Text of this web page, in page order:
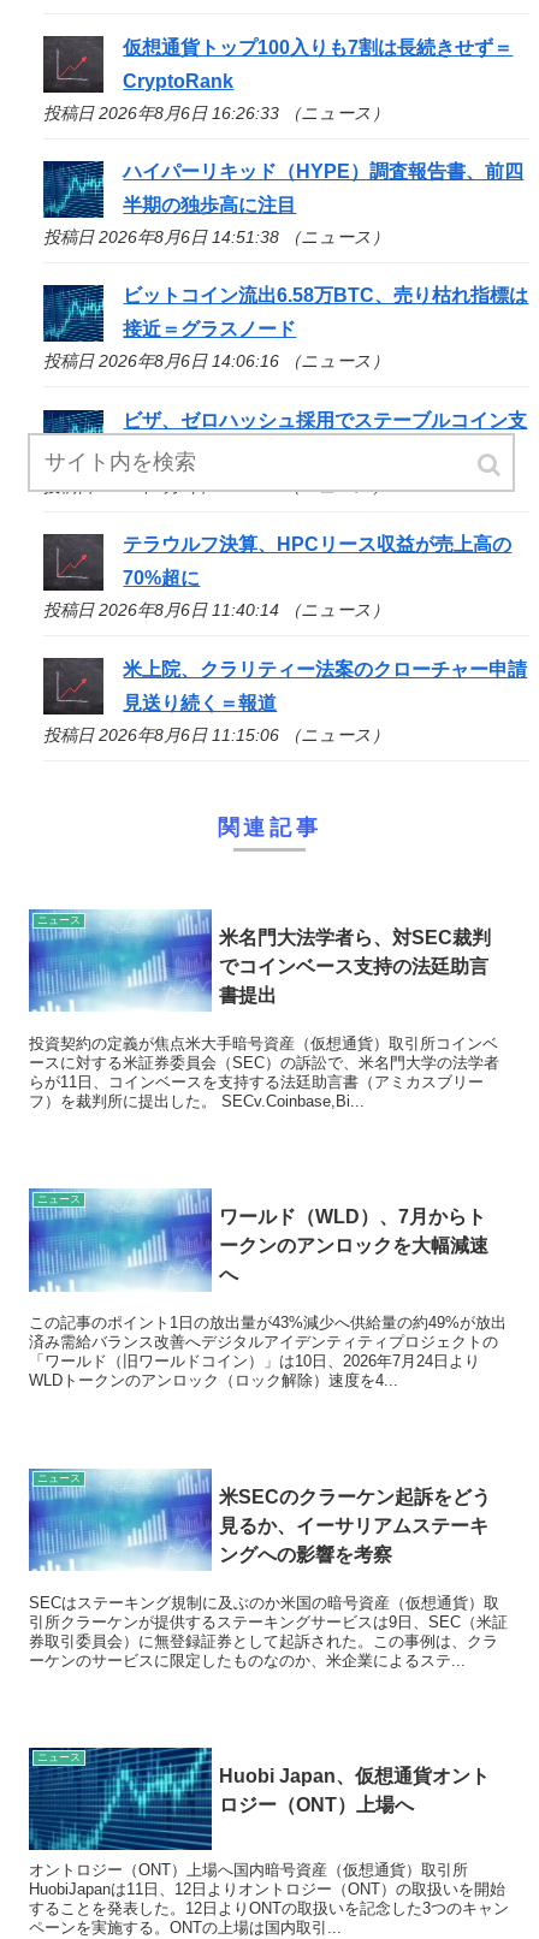
仮想通貨トップ100入りも7割は長続きせず＝
CryptoRank
投稿日 2026年8月6日 16:26:33 （ニュース）
ハイパーリキッド（HYPE）調査報告書、前四
半期の独歩高に注目
投稿日 2026年8月6日 14:51:38 （ニュース）
ビットコイン流出6.58万BTC、売り枯れ指標は
接近＝グラスノード
投稿日 2026年8月6日 14:06:16 （ニュース）
ビザ、ゼロハッシュ採用でステーブルコイン支
払い対応へ
投稿日 2026年8月6日 13:50:51 （ニュース）
テラウルフ決算、HPCリース収益が売上高の
70%超に
投稿日 2026年8月6日 11:40:14 （ニュース）
米上院、クラリティー法案のクローチャー申請
見送り続く＝報道
投稿日 2026年8月6日 11:15:06 （ニュース）
関連記事
ニュース
米名門大法学者ら、対SEC裁判
でコインベース支持の法廷助言
書提出
投資契約の定義が焦点米大手暗号資産（仮想通貨）取引所コインベ
ースに対する米証券委員会（SEC）の訴訟で、米名門大学の法学者
らが11日、コインベースを支持する法廷助言書（アミカスブリー
フ）を裁判所に提出した。 SECv.Coinbase,Bi...
ニュース
ワールド（WLD）、7月からト
ークンのアンロックを大幅減速
へ
この記事のポイント1日の放出量が43%減少へ供給量の約49%が放出
済み需給バランス改善へデジタルアイデンティティプロジェクトの
「ワールド（旧ワールドコイン）」は10日、2026年7月24日より
WLDトークンのアンロック（ロック解除）速度を4...
ニュース
米SECのクラーケン起訴をどう
見るか、イーサリアムステーキ
ングへの影響を考察
SECはステーキング規制に及ぶのか米国の暗号資産（仮想通貨）取
引所クラーケンが提供するステーキングサービスは9日、SEC（米証
券取引委員会）に無登録証券として起訴された。この事例は、クラ
ーケンのサービスに限定したものなのか、米企業によるステ...
ニュース
Huobi Japan、仮想通貨オント
ロジー（ONT）上場へ
オントロジー（ONT）上場へ国内暗号資産（仮想通貨）取引所
HuobiJapanは11日、12日よりオントロジー（ONT）の取扱いを開始
することを発表した。12日よりONTの取扱いを記念した3つのキャン
ペーンを実施する。ONTの上場は国内取引...